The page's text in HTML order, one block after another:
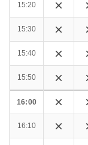
15:20
15:30
15:40
15:50
16:00
16:10